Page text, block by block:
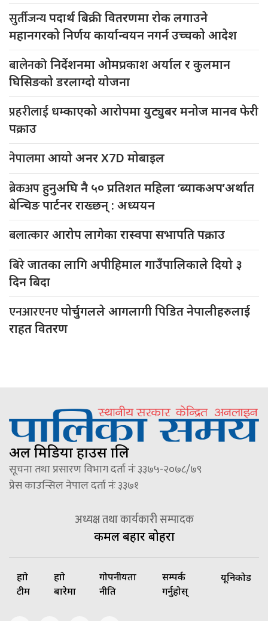
सुर्तीजन्यपदार्थ बिक्री वितरणमा रोक लगाउने
महानगरको निर्णय कार्यान्वयन नगर्न उच्चको आदेश
बालेनकोनिर्देशनमा ओमप्रकाश अर्याल र कुलमान
घिसिङको डरलाग्दो योजना
प्रहरीलाई धम्काएको आरोपमा युट्युबर मनोज मानव फेरी
पक्राउ
नेपालमाआयो अनर X7D मोबाइल
ब्रेकअपहुनुअघि नै ५० प्रतिशत महिला ‘ब्याकअप’अर्थात
बेन्चिङ पार्टनर राख्छन् : अध्ययन
बलात्कारआरोप लागेका रास्वपा सभापति पक्राउ
बिरेजातका लागि अपीहिमाल गाउँपालिकाले दियो ३
दिन बिदा
एनआरएनएपोर्चुगलले आगलागी पिडित नेपालीहरुलाई
राहत वितरण
अल मिडिया हाउस प्रालि
सूचना तथा प्रसारण विभाग दर्ता नंः ३३७५-२०७८/७९
प्रेस काउन्सिल नेपाल दर्ता नंः ३३७१
अध्यक्ष तथा कार्यकारी सम्पादक
कमल बहादुर बोहरा
हाम्रो
टीम
हाम्रो
बारेमा
गोपनीयता
नीति
सम्पर्क
गर्नुहोस्
यूनिकोड